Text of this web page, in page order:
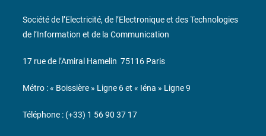
Société de l’Electricité, de l’Electronique et des Technologies
de l’Information et de la Communication
17 rue de l’Amiral Hamelin 75116 Paris
Métro : « Boissière » Ligne 6 et « Iéna » Ligne 9
Téléphone : (+33) 1 56 90 37 17